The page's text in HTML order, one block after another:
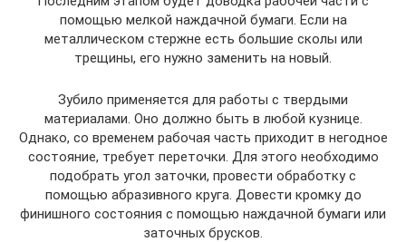
помощью мелкой наждачной бумаги. Если на
металлическом стержне есть большие сколы или
трещины, его нужно заменить на новый.
Зубило применяется для работы с твердыми
материалами. Оно должно быть в любой кузнице.
Однако, со временем рабочая часть приходит в негодное
состояние, требует переточки. Для этого необходимо
подобрать угол заточки, провести обработку с
помощью абразивного круга. Довести кромку до
финишного состояния с помощью наждачной бумаги или
заточных брусков.